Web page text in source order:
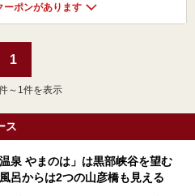
ーポンがあります
1
～1件を表示
ス
泉 やまのは」は黒部峡谷を望む
呂からは2つの山彦橋も見える